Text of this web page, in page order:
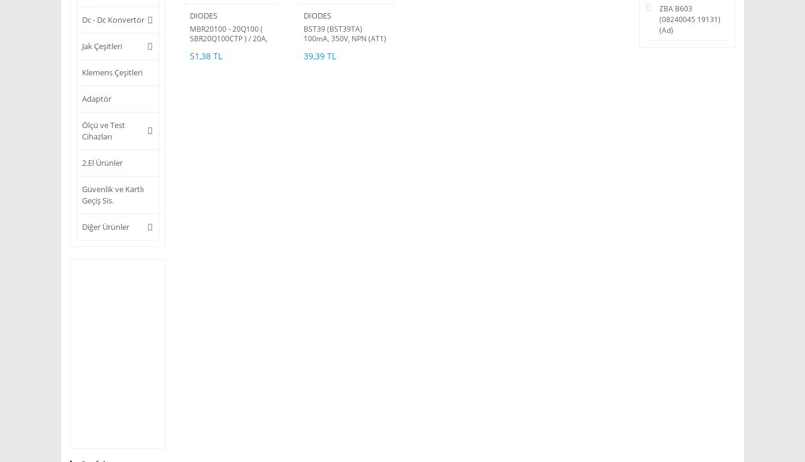
Dc - Dc Konvertör
Jak Çeşitleri
Klemens Çeşitleri
Adaptör
Ölçü ve Test
Cihazları
2.El Ürünler
Güvenlik ve Kartlı
Geçiş Sis.
Diğer Ürünler
DIODES
MBR20100 - 20Q100 (
SBR20Q100CTP ) / 20A,
51,38 TL
DIODES
BST39 (BST39TA)
100mA, 350V, NPN (AT1)
39,39 TL
ZBA B603
(08240045 19131)
(Ad)